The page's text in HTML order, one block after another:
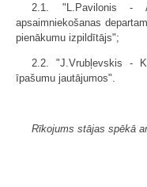
2.1. "L.Pavilonis -
apsaimniekošanas
pienākumu izpildītājs";
2.2. "J.Vrubļevskis -
īpašumu jautājumos".
Rīkojums stājas spēkā